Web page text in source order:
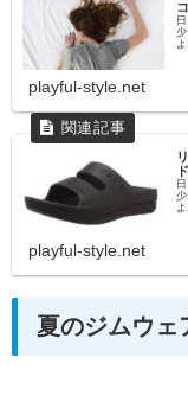
playful-style.net
playful-style.net
夏のジムウェ